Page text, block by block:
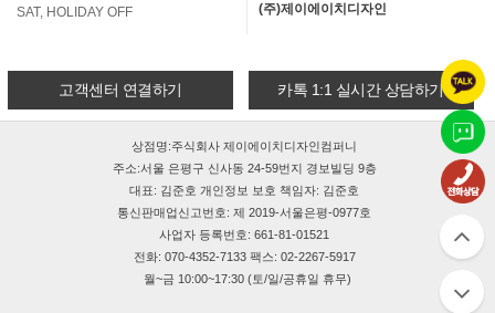
SAT, HOLIDAY OFF
(주)제이에이치디자인
고객센터 연결하기 카톡 1:1 실시간 상담하기
상점명:주식회사 제이에이치디자인컴퍼니
주소:서울 은평구 신사동 24-59번지 경보빌딩 9층
대표: 김준호 개인정보 보호 책임자: 김준호
통신판매업신고번호: 제 2019-서울은평-0977호
사업자 등록번호: 661-81-01521
전화: 070-4352-7133 팩스: 02-2267-5917
월~금 10:00~17:30 (토/일/공휴일 휴무)